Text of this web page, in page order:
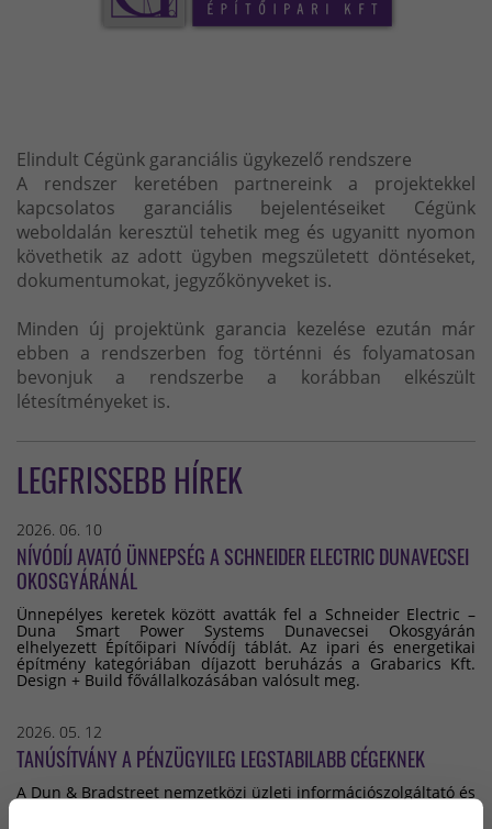
Elindult Cégünk garanciális ügykezelő rendszere
A rendszer keretében partnereink a projektekkel
kapcsolatos garanciális bejelentéseiket Cégünk
weboldalán keresztül tehetik meg és ugyanitt nyomon
követhetik az adott ügyben megszületett döntéseket,
dokumentumokat, jegyzőkönyveket is.
Minden új projektünk garancia kezelése ezután már
ebben a rendszerben fog történni és folyamatosan
bevonjuk a rendszerbe a korábban elkészült
létesítményeket is.
LEGFRISSEBB HÍREK
2026. 06. 10
NÍVÓDÍJ AVATÓ ÜNNEPSÉG A SCHNEIDER ELECTRIC DUNAVECSEI
OKOSGYÁRÁNÁL
Ünnepélyes keretek között avatták fel a Schneider Electric –
Duna Smart Power Systems Dunavecsei Okosgyárán
elhelyezett Építőipari Nívódíj táblát. Az ipari és energetikai
építmény kategóriában díjazott beruházás a Grabarics Kft.
Design + Build fővállalkozásában valósult meg.
2026. 05. 12
TANÚSÍTVÁNY A PÉNZÜGYILEG LEGSTABILABB CÉGEKNEK
A Dun & Bradstreet nemzetközi üzleti információszolgáltató és